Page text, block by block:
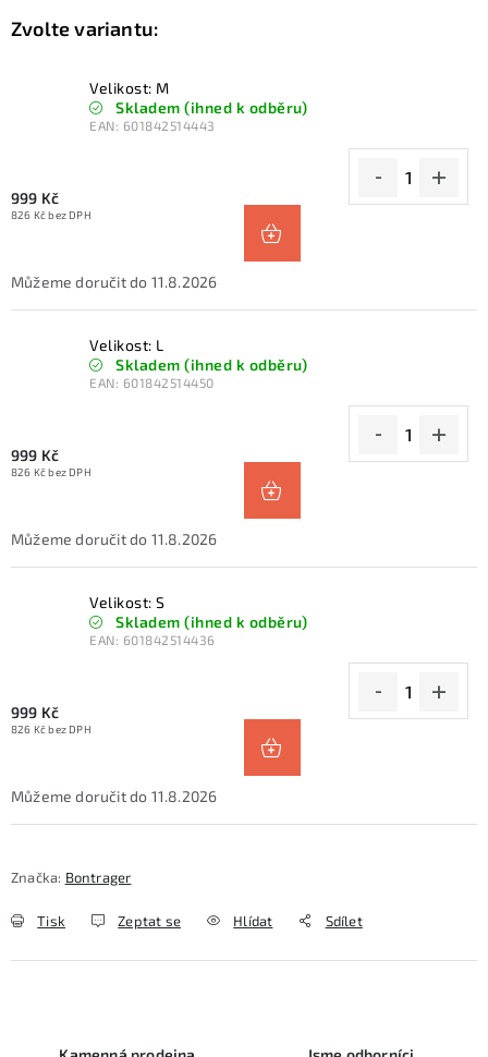
Velikost: M
Skladem (ihned k odběru)
EAN: 601842514443
999 Kč
826 Kč bez DPH
11.8.2026
Velikost: L
Skladem (ihned k odběru)
EAN: 601842514450
999 Kč
826 Kč bez DPH
11.8.2026
Velikost: S
Skladem (ihned k odběru)
EAN: 601842514436
999 Kč
826 Kč bez DPH
11.8.2026
Značka: Bontrager
Tisk Zeptat se Hlídat Sdílet